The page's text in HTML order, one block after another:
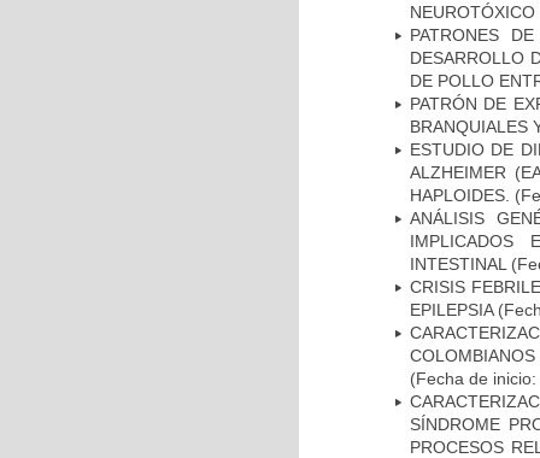
NEUROTÓXICO
PATRONES
DESARROLLO
DE POLLO
PATRÓN DE
BRANQUIALES
ESTUDIO DE
ALZHEIMER
HAPLOIDES.
ANÁLISIS
IMPLICADOS
INTESTINAL
CRISIS
EPILEPSIA
(Fecha de
SÍNDROME
PROCESOS